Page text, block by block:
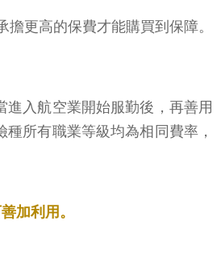
更高的保費才能購買到保障。
入航空業開始服勤後，再善用
所有職業等級均為相同費率，
加利用。